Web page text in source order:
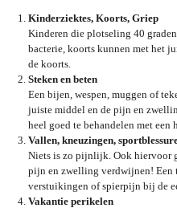
Kinderziektes, Koorts, Griep
Kinderen die plotseling 40
bacterie, koorts kunnen met het
de koorts.
Steken en beten
Een bijen, wespen, muggen of
juiste middel en de pijn en
heel goed te behandelen met een
Vallen, kneuzingen,
Niets is zo pijnlijk. Ook hiervoor
pijn en zwelling verdwijnen! Een
verstuikingen of spierpijn bij de
Vakantie perikelen